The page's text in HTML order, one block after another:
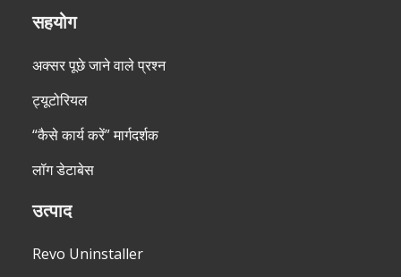
सहयोग
अक्सर पूछे जाने वाले प्रश्न
ट्यूटोरियल
“कैसे कार्य करें” मार्गदर्शक
लॉग डेटाबेस
उत्पाद
Revo Uninstaller